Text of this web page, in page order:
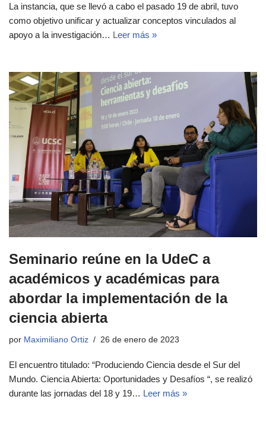
La instancia, que se llevó a cabo el pasado 19 de abril, tuvo
como objetivo unificar y actualizar conceptos vinculados al
apoyo a la investigación… Leer más »
Seminario reúne en la UdeC a
académicos y académicas para
abordar la implementación de la
ciencia abierta
por Maximiliano Ortiz 26 de enero de 2023
El encuentro titulado: “Produciendo Ciencia desde el Sur del
Mundo. Ciencia Abierta: Oportunidades y Desafíos “, se realizó
durante las jornadas del 18 y 19… Leer más »